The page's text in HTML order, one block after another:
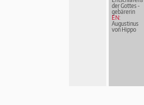
der Got­tes ­
ge­bä­re­rin
EN:
Augustinus
von Hippo